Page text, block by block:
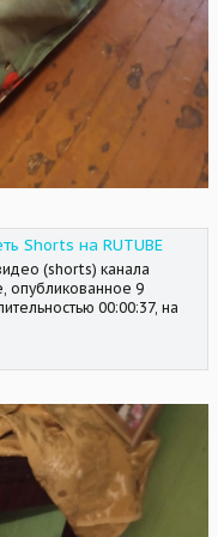
Shorts на RUTUBE
(shorts) канала
опубликованное 9
00:00:37, на